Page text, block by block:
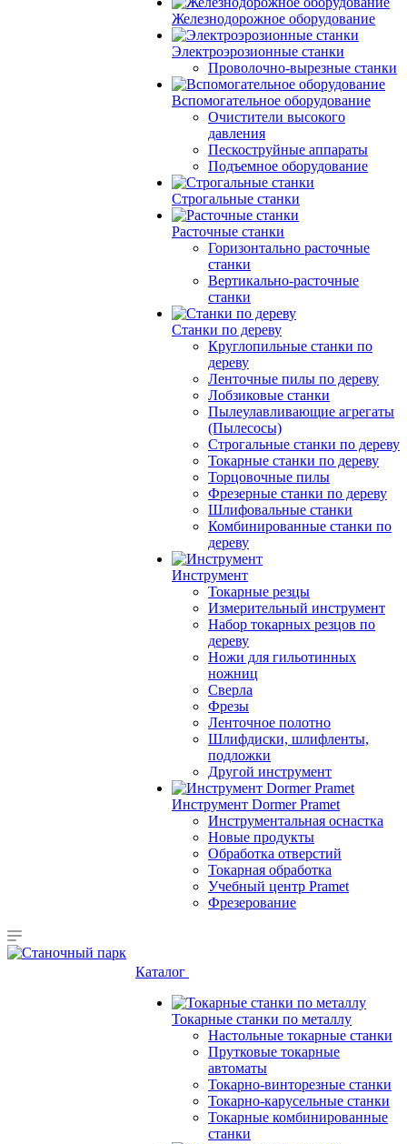
Железнодорожное оборудование
Электроэрозионные станки
Проволочно-вырезные станки
Вспомогательное оборудование
Очистители высокого
давления
Пескоструйные аппараты
Подъемное оборудование
Строгальные станки
Расточные станки
Горизонтально расточные
станки
Вертикально-расточные
станки
Станки по дереву
Круглопильные станки по
дереву
Ленточные пилы по дереву
Лобзиковые станки
Пылеулавливающие агрегаты
(Пылесосы)
Строгальные станки по дереву
Токарные станки по дереву
Торцовочные пилы
Фрезерные станки по дереву
Шлифовальные станки
Комбинированные станки по
дереву
Инструмент
Токарные резцы
Измерительный инструмент
Набор токарных резцов по
дереву
Ножи для гильотинных
ножниц
Сверла
Фрезы
Ленточное полотно
Шлифдиски, шлифленты,
подложки
Другой инструмент
Инструмент Dormer Pramet
Инструментальная оснастка
Новые продукты
Обработка отверстий
Токарная обработка
Учебный центр Pramet
Фрезерование
Каталог
Токарные станки по металлу
Настольные токарные станки
Прутковые токарные
автоматы
Токарно-винторезные станки
Токарно-карусельные станки
Токарные комбинированные
станки